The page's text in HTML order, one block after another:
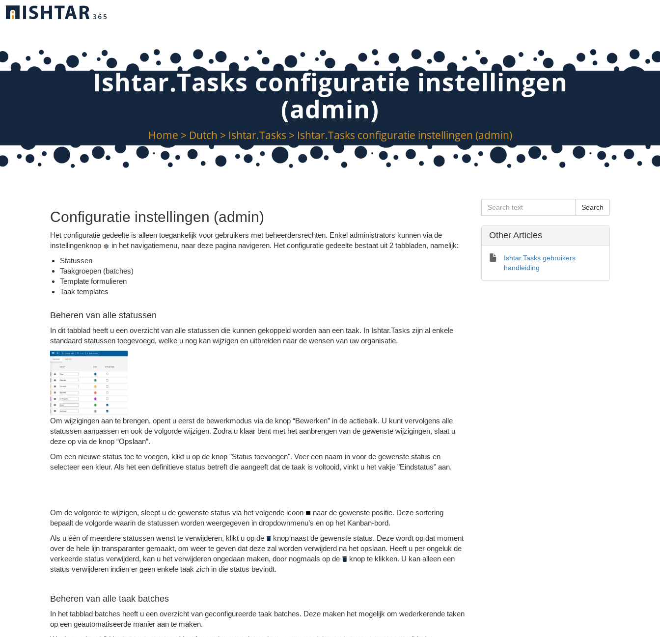
Ishtar.Tasks configuratie instellingen
(admin)
Home > Dutch > Ishtar.Tasks > Ishtar.Tasks configuratie instellingen (admin)
Configuratie instellingen (admin)
Het configuratie gedeelte is alleen toegankelijk voor gebruikers met beheerdersrechten. Enkel administrators kunnen via de
instellingenknop
in het navigatiemenu, naar deze pagina navigeren. Het configuratie gedeelte bestaat uit 2 tabbladen, namelijk:
Statussen
Taakgroepen (batches)
Template formulieren
Taak templates
Beheren van alle statussen
In dit tabblad heeft u een overzicht van alle statussen die kunnen gekoppeld worden aan een taak. In Ishtar.Tasks zijn al enkele
standaard statussen toegevoegd, welke u nog kan wijzigen en uitbreiden naar de wensen van uw organisatie.
Om wijzigingen aan te brengen, opent u eerst de bewerkmodus via de knop “Bewerken” in de actiebalk. U kunt vervolgens alle
statussen aanpassen en ook de volgorde wijzigen. Zodra u klaar bent met het aanbrengen van de gewenste wijzigingen, slaat u
deze op via de knop “Opslaan”.
Om een nieuwe status toe te voegen, klikt u op de knop "Status toevoegen". Voer een naam in voor de gewenste status en
selecteer een kleur. Als het een definitieve status betreft die aangeeft dat de taak is voltooid, vinkt u het vakje "Eindstatus" aan.
Om de volgorde te wijzigen, sleept u de gewenste status via het volgende icoon
naar de gewenste positie. Deze sortering
bepaalt de volgorde waarin de statussen worden weergegeven in dropdownmenu’s en op het Kanban-bord.
Als u één of meerdere statussen wenst te verwijderen, klikt u op de
knop naast de gewenste status. Deze wordt op dat moment
over de hele lijn transparanter gemaakt, om weer te geven dat deze zal worden verwijderd na het opslaan. Heeft u per ongeluk de
verkeerde status verwijderd, kan u het verwijderen ongedaan maken, door nogmaals op de
knop te klikken. U kan alleen een
status verwijderen indien er geen enkele taak zich in die status bevindt.
Beheren van alle taak batches
In het tabblad batches heeft u een overzicht van geconfigureerde taak batches. Deze maken het mogelijk om wederkerende taken
op een geautomatiseerde manier aan te maken.
Other Articles
Ishtar.Tasks gebruikers
handleiding